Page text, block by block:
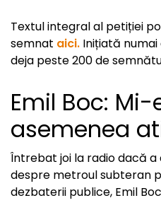
Textul integral al petiției
semnat aici. Inițiată numai
deja peste 200 de
Emil Boc:
asemenea
Întrebat joi la radio dacă a
despre metroul subteran
dezbaterii publice, Emil